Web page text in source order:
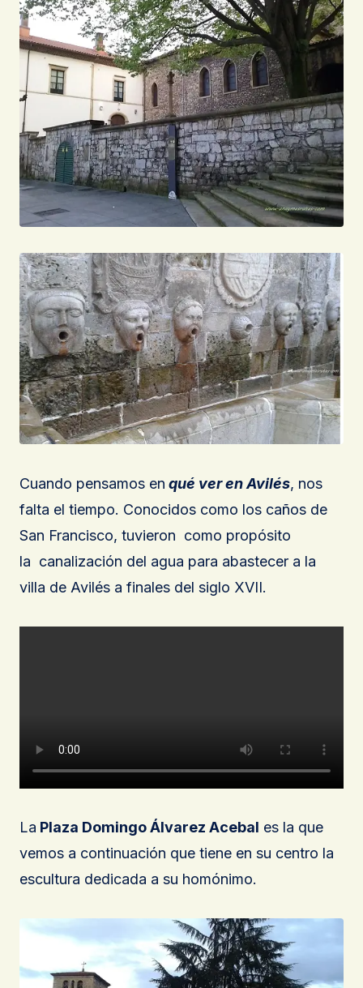
Cuando pensamos en qué ver en Avilés, nos
falta el tiempo. Conocidos como los caños de
San Francisco, tuvieron como propósito
la canalización del agua para abastecer a la
villa de Avilés a finales del siglo XVII.
La Plaza Domingo Álvarez Acebal es la que
vemos a continuación que tiene en su centro la
escultura dedicada a su homónimo.